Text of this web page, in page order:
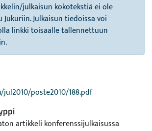
julkaisun kokotekstiä ei ole
Julkaisun tiedoissa voi
linkki toisaalle tallennettuun
poste2010/188.pdf
artikkeli konferenssijulkaisussa